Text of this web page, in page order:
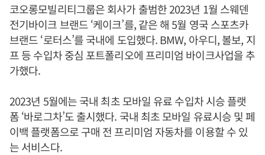
코오롱모빌리티그룹은 회사가 출범한 2023년 1월 스웨덴
전기바이크 브랜드 ‘케이크’를, 같은 해 5월 영국 스포츠카
브랜드 ‘로터스’를 국내에 도입했다. BMW, 아우디, 볼보, 지
프 등 수입차 중심 포트폴리오에 프리미엄 바이크사업을 추
가했다.
2023년 5월에는 국내 최초 모바일 유료 수입차 시승 플랫
폼 ‘바로그차’도 출시했다. 국내 최초 모바일 유료시승 및 페
이백 플랫폼으로 구매 전 프리미엄 자동차를 이용할 수 있
는 서비스다.